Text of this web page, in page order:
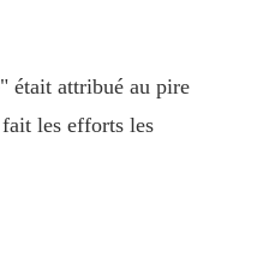
était attribué au pire
les efforts les